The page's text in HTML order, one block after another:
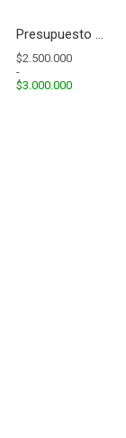
Presupuesto - Ingresos
$2.500.000
-
$3.000.000